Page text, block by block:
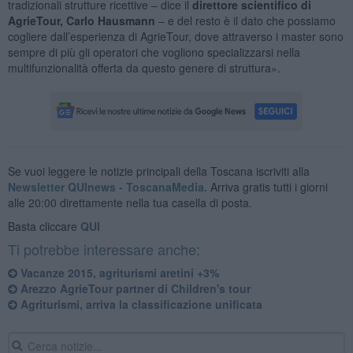
tradizionali strutture ricettive – dice il direttore scientifico di
AgrieTour, Carlo Hausmann – e del resto è il dato che possiamo
cogliere dall’esperienza di AgrieTour, dove attraverso i master sono
sempre di più gli operatori che vogliono specializzarsi nella
multifunzionalità offerta da questo genere di struttura».
Se vuoi leggere le notizie principali della Toscana iscriviti alla
Newsletter QUInews - ToscanaMedia. Arriva gratis tutti i giorni
alle 20:00 direttamente nella tua casella di posta.
Basta cliccare QUI
Ti potrebbe interessare anche:
Vacanze 2015, agriturismi aretini +3%
Arezzo AgrieTour partner di Children's tour
Agriturismi, arriva la classificazione unificata